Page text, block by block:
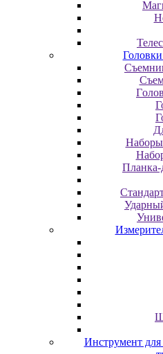
Головки
Наборы
Планка-
Инструмент для